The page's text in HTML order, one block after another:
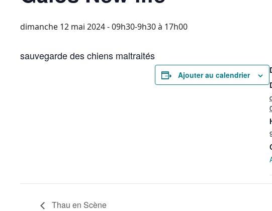
dimanche 12 mai 2024 - 09h30-9h30à 17h00
sauvegarde des chiens maltraités
Ajouter au calendrier
Thau en Scène